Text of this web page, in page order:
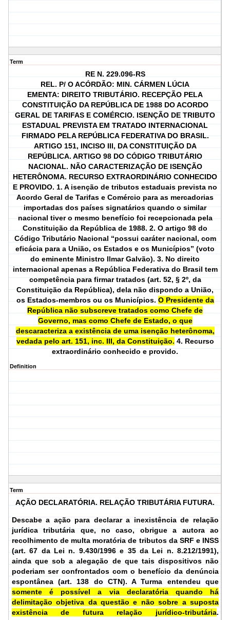
Term
RE N. 229.096-RS
REL. P/ O ACÓRDÃO: MIN. CÁRMEN LÚCIA
EMENTA: DIREITO TRIBUTÁRIO. RECEPÇÃO PELA
CONSTITUIÇÃO DA REPÚBLICA DE 1988 DO ACORDO
GERAL DE TARIFAS E COMÉRCIO. ISENÇÃO DE TRIBUTO
ESTADUAL PREVISTA EM TRATADO INTERNACIONAL
FIRMADO PELA REPÚBLICA FEDERATIVA DO BRASIL.
ARTIGO 151, INCISO III, DA CONSTITUIÇÃO DA
REPÚBLICA. ARTIGO 98 DO CÓDIGO TRIBUTÁRIO
NACIONAL. NÃO CARACTERIZAÇÃO DE ISENÇÃO
HETERÔNOMA. RECURSO EXTRAORDINÁRIO CONHECIDO
E PROVIDO. 1. A isenção de tributos estaduais prevista no
Acordo Geral de Tarifas e Comércio para as mercadorias
importadas dos países signatários quando o similar
nacional tiver o mesmo benefício foi recepcionada pela
Constituição da República de 1988. 2. O artigo 98 do
Código Tributário Nacional “possui caráter nacional, com
eficácia para a União, os Estados e os Municípios” (voto
do eminente Ministro Ilmar Galvão). 3. No direito
internacional apenas a República Federativa do Brasil tem
competência para firmar tratados (art. 52, § 2º, da
Constituição da República), dela não dispondo a União,
os Estados-membros ou os Municípios. O Presidente da
República não subscreve tratados como Chefe de
Governo, mas como Chefe de Estado, o que
descaracteriza a existência de uma isenção heterônoma,
vedada pelo art. 151, inc. III, da Constituição. 4. Recurso
extraordinário conhecido e provido.
Definition
Term
AÇÃO DECLARATÓRIA. RELAÇÃO TRIBUTÁRIA FUTURA.
Descabe a ação para declarar a inexistência de relação
jurídica tributária que, no caso, obrigue a autora ao
recolhimento de multa moratória de tributos da SRF e INSS
(art. 67 da Lei n. 9.430/1996 e 35 da Lei n. 8.212/1991),
ainda que sob a alegação de que tais dispositivos não
poderiam ser confrontados com o benefício da denúncia
espontânea (art. 138 do CTN). A Turma entendeu que
somente é possível a via declaratória quando há
delimitação objetiva da questão e não sobre a suposta
existência de futura relação jurídico-tributária.